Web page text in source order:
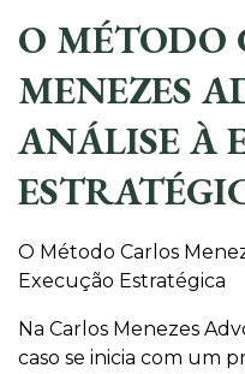
O MÉTODO
MENEZES
ANÁLISE À
O Método Carlos
Execução Estratégica
Na Carlos Menezes
caso se inicia com um